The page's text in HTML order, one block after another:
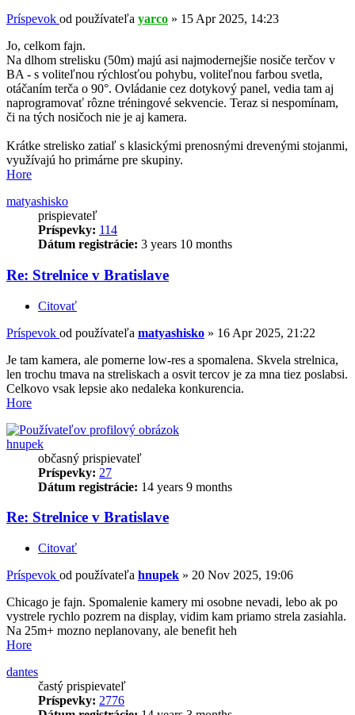
Príspevok od používateľa yarco » 15 Apr 2025, 14:23
Jo, celkom fajn.
Na dlhom strelisku (50m) majú asi najmodernejšie nosiče terčov v
BA - s voliteľnou rýchlosťou pohybu, voliteľnou farbou svetla,
otáčaním terča o 90°. Ovládanie cez dotykový panel, vedia tam aj
naprogramovať rôzne tréningové sekvencie. Teraz si nespomínam,
či na tých nosičoch nie je aj kamera.
Krátke strelisko zatiaľ s klasickými prenosnými drevenými stojanmi,
využívajú ho primárne pre skupiny.
Hore
matyashisko
prispievateľ
Príspevky: 114
Dátum registrácie: 3 years 10 months
Re: Strelnice v Bratislave
Citovať
Príspevok od používateľa matyashisko » 16 Apr 2025, 21:22
Je tam kamera, ale pomerne low-res a spomalena. Skvela strelnica,
len trochu tmava na streliskach a osvit tercov je za mna tiez poslabsi.
Celkovo vsak lepsie ako nedaleka konkurencia.
Hore
hnupek
občasný prispievateľ
Príspevky: 27
Dátum registrácie: 14 years 9 months
Re: Strelnice v Bratislave
Citovať
Príspevok od používateľa hnupek » 20 Nov 2025, 19:06
Chicago je fajn. Spomalenie kamery mi osobne nevadi, lebo ak po
vystrele rychlo pozrem na display, vidim kam priamo strela zasiahla.
Na 25m+ mozno neplanovany, ale benefit heh
Hore
dantes
častý prispievateľ
Príspevky: 2776